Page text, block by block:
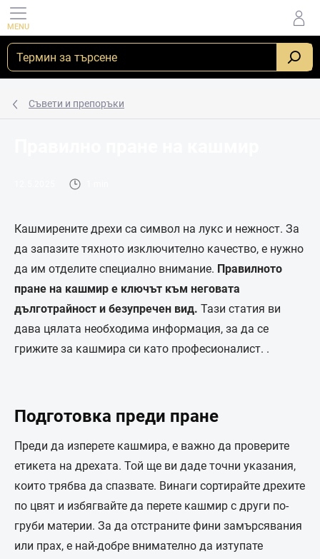
Преминаване
към
съдържанието
_
Съвети и препоръки
Кашмирените дрехи са символ на лукс и нежност. За
да запазите тяхното изключително качество, е нужно
да им отделите специално внимание. Правилното
пране на кашмир е ключът към неговата
дълготрайност и безупречен вид. Тази статия ви
дава цялата необходима информация, за да се
грижите за кашмира си като професионалист. .
Подготовка преди пране
Преди да изперете кашмира, е важно да проверите
етикета на дрехата. Той ще ви даде точни указания,
които трябва да спазвате. Винаги сортирайте дрехите
по цвят и избягвайте да перете кашмир с други по-
груби материи. За да отстраните фини замърсявания
или прах, е най-добре внимателно да изтупате